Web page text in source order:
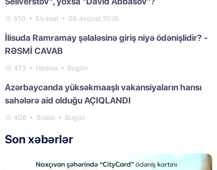
510 Siyasət 06 avqust 2026
İlisuda Ramramay şəlaləsinə giriş niyə ödənişlidir? -
RƏSMİ CAVAB
473 Hadisə Bugün
Azərbaycanda yüksəkmaaşlı vakansiyaların hansı
sahələrə aid olduğu AÇIQLANDI
408 Sosial Bugün
Son xəbərlər